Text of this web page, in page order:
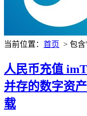
当前位置： 首页 > 包
人民币充值
并存的数字资
载